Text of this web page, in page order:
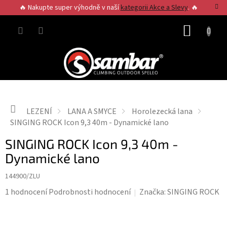
na
obsah
🔥 Nakupte super výhodně v našíkategorii Akce a Slevy. 🔥
Domů
LEZENÍ LANA A SMYCE
Horolezecká lana
SINGING ROCK Icon 9,3 40m - Dynamické lano
SINGING ROCK Icon 9,3 40m -
Dynamické lano
144900/ZLU
Průměrné
1 hodnoceníPodrobnosti hodnocení Značka:SINGING ROCK